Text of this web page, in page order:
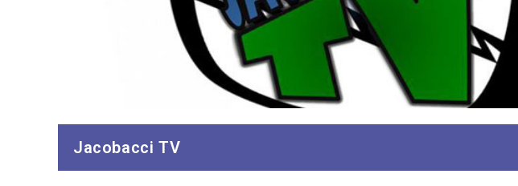
Jacobacci TV